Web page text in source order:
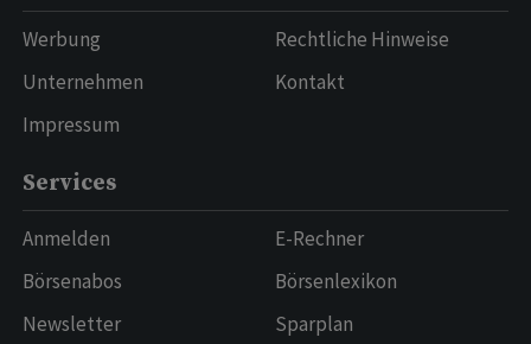
Werbung
Unternehmen
Impressum
Rechtliche Hinweise
Kontakt
Services
Anmelden
Börsenabos
Newsletter
E-Rechner
Börsenlexikon
Sparplan